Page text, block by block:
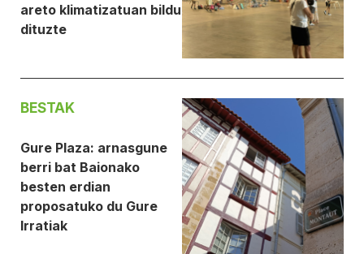
areto klimatizatuan bildu
dituzte
BESTAK
Gure Plaza: arnasgune
berri bat Baionako
besten erdian
proposatuko du Gure
Irratiak